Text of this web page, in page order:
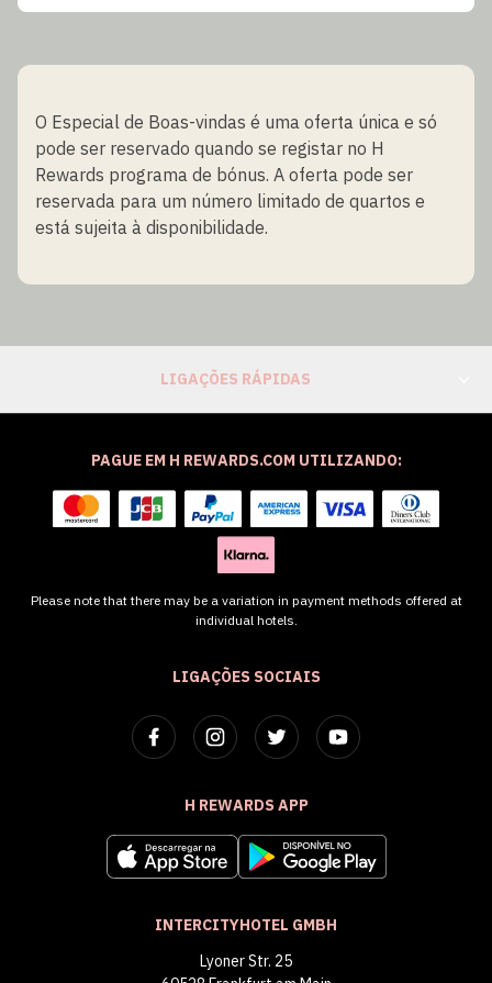
O Especial de Boas-vindas é uma oferta única e só
pode ser reservado quando se registar no H
Rewards programa de bónus. A oferta pode ser
reservada para um número limitado de quartos e
está sujeita à disponibilidade.
LIGAÇÕES RÁPIDAS
LIGAÇÕES SOCIAIS
H REWARDS APP
INTERCITYHOTEL GMBH
Lyoner Str. 25
PAGUE EM H REWARDS.COM UTILIZANDO:
Please note that there may be a variation in payment methods offered at
individual hotels.